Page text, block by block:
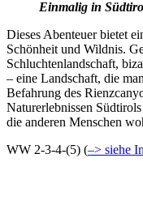
Einmalig in
Dieses Abenteuer bietet
Schönheit und Wildnis.
Schluchtenlandschaft,
– eine Landschaft, die
Befahrung des
Naturerlebnissen
die anderen Menschen
WW 2-3-4-(5) (–> siehe